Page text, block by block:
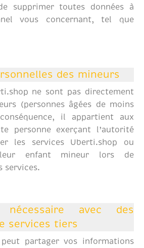
supprimer toutes données à
vous concernant, tel que
des mineurs
ne sont pas directement
(personnes âgées de moins
il appartient aux
personne exerçant l’autorité
les services Uberti.shop ou
leur enfant mineur lors de
services.
nécessaire avec des
services tiers
peut partager vos informations